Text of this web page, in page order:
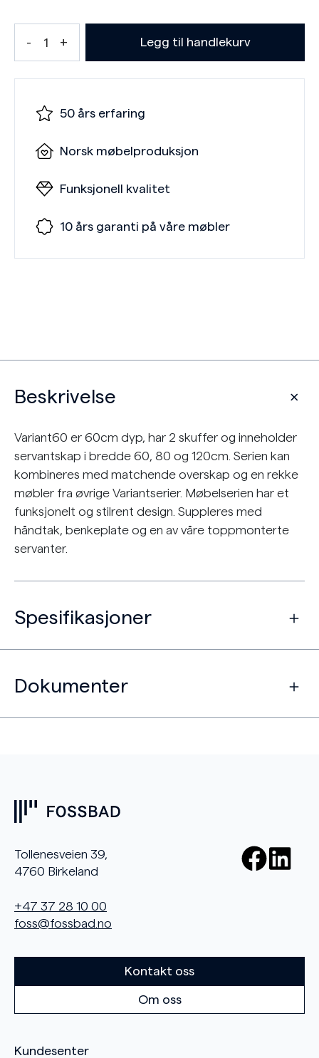
Legg til handlekurv
50 års erfaring
Norsk møbelproduksjon
Funksjonell kvalitet
10 års garanti på våre møbler
Beskrivelse
Variant60 er 60cm dyp, har 2 skuffer og inneholder
servantskap i bredde 60, 80 og 120cm. Serien kan
kombineres med matchende overskap og en rekke
møbler fra øvrige Variantserier. Møbelserien har et
funksjonelt og stilrent design. Suppleres med
håndtak, benkeplate og en av våre toppmonterte
servanter.
Spesifikasjoner
Dokumenter
Tollenesveien 39,
4760 Birkeland
+47 37 28 10 00
foss@fossbad.no
Kundesenter
Kontakt oss
Om oss